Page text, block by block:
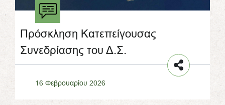
Πρόσκληση Κατεπείγουσας
Συνεδρίασης του Δ.Σ.
16 Φεβρουαρίου 2026